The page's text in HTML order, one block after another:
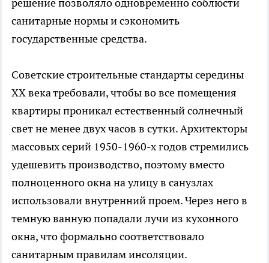
решение позволяло одновременно соблюсти
санитарные нормы и сэкономить
государственные средства.
Советские строительные стандарты середины
XX века требовали, чтобы во все помещения
квартиры проникал естественный солнечный
свет не менее двух часов в сутки. Архитекторы
массовых серий 1950-1960-х годов стремились
удешевить производство, поэтому вместо
полноценного окна на улицу в санузлах
использовали внутренний проем. Через него в
темную ванную попадали лучи из кухонного
окна, что формально соответствовало
санитарным правилам инсоляции.